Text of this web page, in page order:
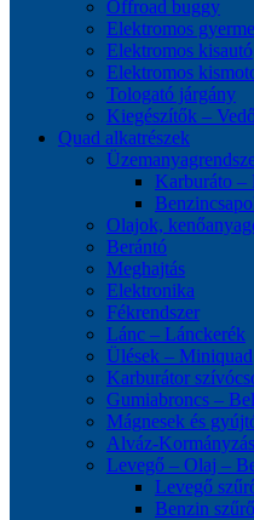
Offroad buggy
Elektromos
Elektromos kisautó
Elektromos
Tologató járgány
Kiegészítők –
Quad alkatrészek
Karburáto –
Olajok,
Berántó
Meghajtás
Elektronika
Fékrendszer
Lánc – Lánckerék
Ülések – Miniquad
Karburátor
Gumiabroncs –
Mágnesek és
Alváz-
Levegő – Olaj –
Levegő
Benzin